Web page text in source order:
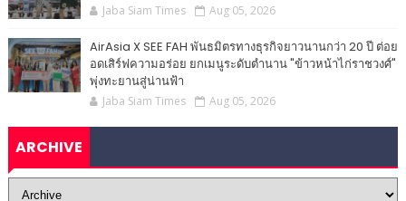
Jaba Siam Times Aug 05, 2026
AirAsia X SEE FAH พันธมิตรทางธุรกิจยาวนานกว่า 20 ปี ต่อย
อดเสิร์ฟความอร่อย ยกเมนูระดับตำนาน "ข้าวหน้าไก่ราชวงศ์"
พุ่งทะยานสู่น่านฟ้า
Jaba Siam Times Aug 05, 2026
ARCHIVE